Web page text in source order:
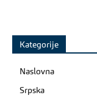
Kategorije
Naslovna
Srpska